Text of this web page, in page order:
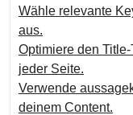
Wähle relevante
aus.
Optimiere den
jeder Seite.
Verwende
deinem Content.